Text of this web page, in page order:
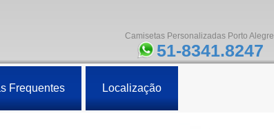
Camisetas Personalizadas Porto Alegre
51-8341.8247
Frequentes Localização